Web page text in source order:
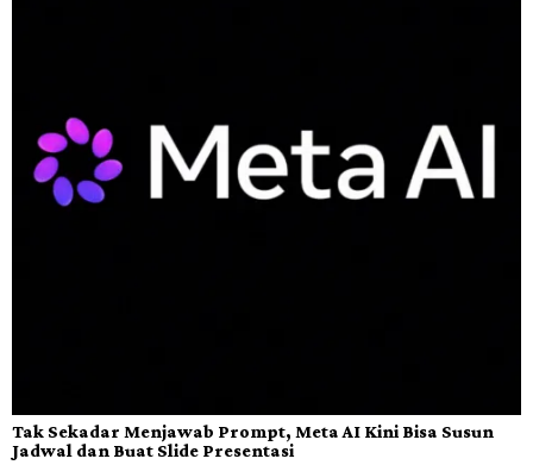
Tak Sekadar Menjawab Prompt, Meta AI Kini Bisa Susun
Jadwal dan Buat Slide Presentasi